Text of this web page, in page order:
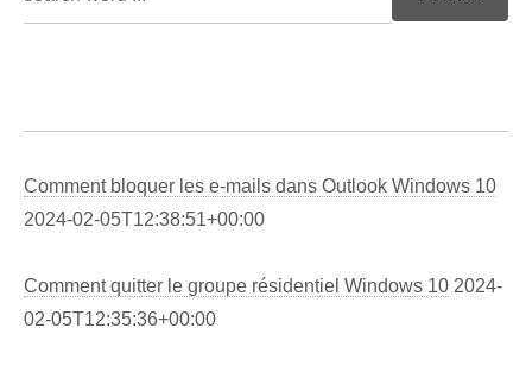
Comment bloquer les e-mails dans Outlook Windows 10
2024-02-05T12:38:51+00:00
Comment quitter le groupe résidentiel Windows 10 2024-
02-05T12:35:36+00:00